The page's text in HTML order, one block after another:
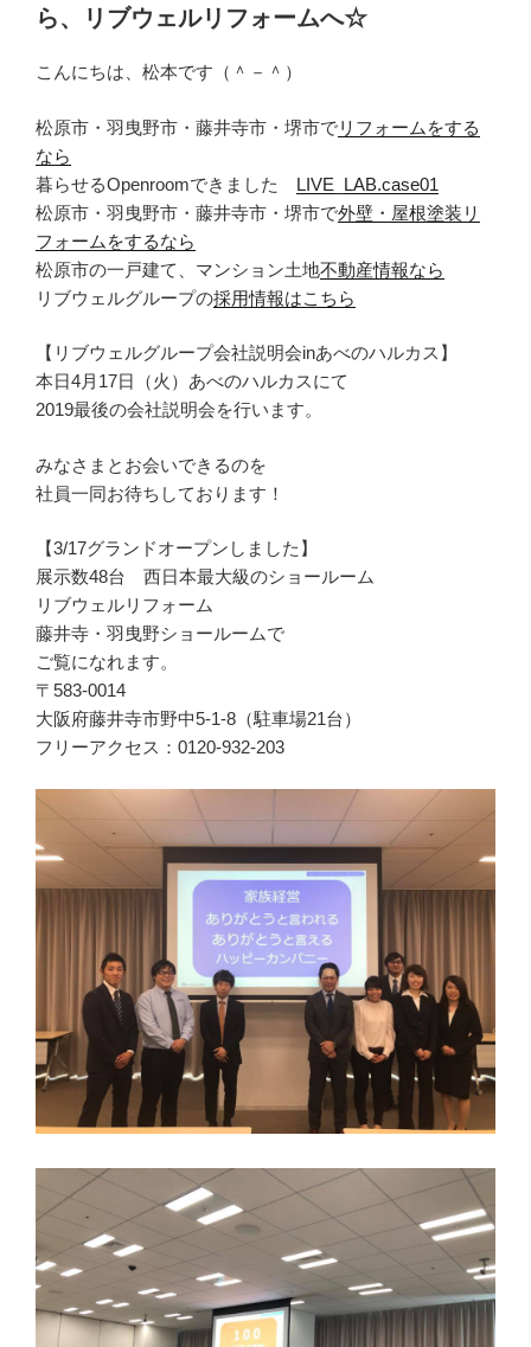
ら、リブウェルリフォームへ☆
こんにちは、松本です（＾－＾）
松原市・羽曳野市・藤井寺市・堺市でリフォームをする
なら
暮らせるOpenroomできました LIVE_LAB.case01
松原市・羽曳野市・藤井寺市・堺市で外壁・屋根塗装リ
フォームをするなら
松原市の一戸建て、マンション土地不動産情報なら
リブウェルグループの採用情報はこちら
【リブウェルグループ会社説明会inあべのハルカス】
本日4月17日（火）あべのハルカスにて
2019最後の会社説明会を行います。
みなさまとお会いできるのを
社員一同お待ちしております！
【3/17グランドオープンしました】
展示数48台 西日本最大級のショールーム
リブウェルリフォーム
藤井寺・羽曳野ショールームで
ご覧になれます。
〒583-0014
大阪府藤井寺市野中5-1-8（駐車場21台）
フリーアクセス：0120-932-203